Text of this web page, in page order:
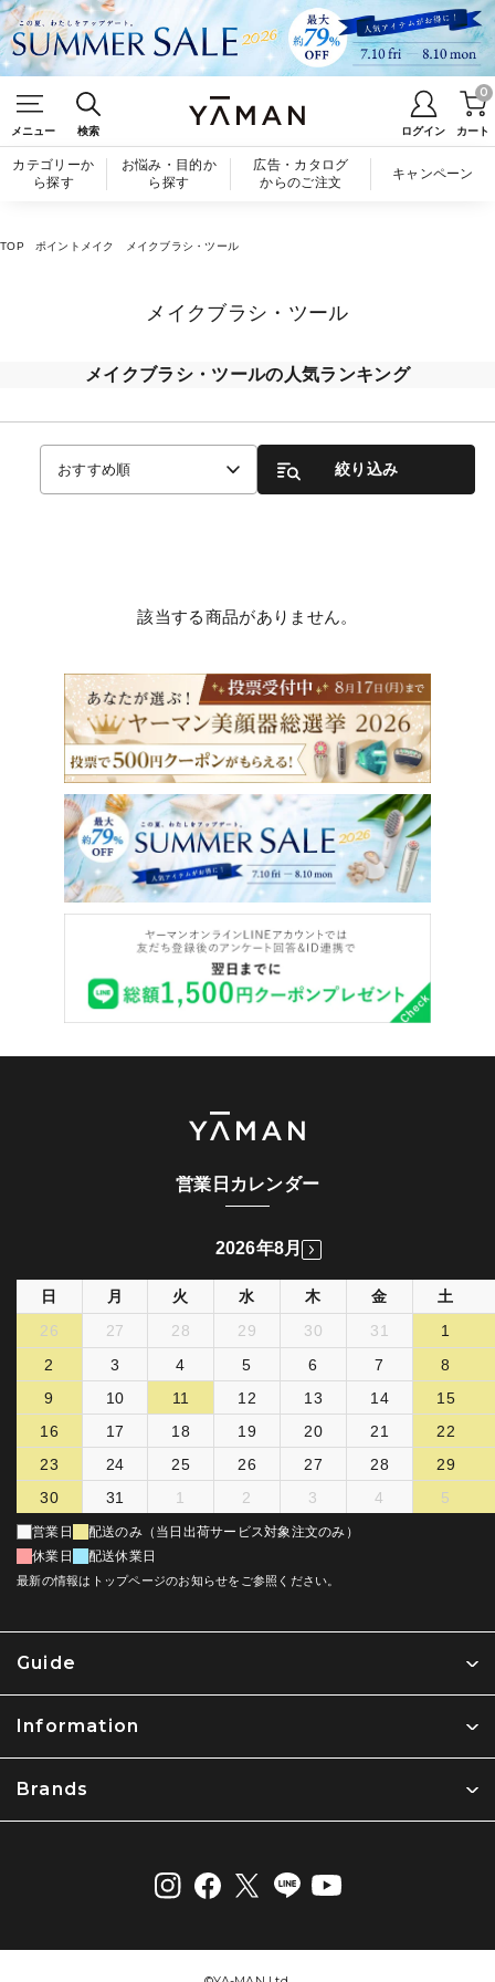
メニュー 検索 ログイン カート
0
カテゴリーか
ら探す
お悩み・目的か
ら探す
広告・カタログ
からのご注文
キャンペーン
TOP ポイントメイク メイクブラシ・ツール
メイクブラシ・ツール
メイクブラシ・ツールの人気ランキング
おすすめ順 絞り込み
該当する商品がありません。
Guide
Information
Brands
営業日カレンダー
2026年8月
日 月 火 水 木 金
土
26
27 28 29 30 31
1
2
3 4 5 6 7
8
9
10 11 12 13 14
15
16
17 18 19 20 21
22
23
24 25 26 27 28
29
30
31 1 2 3 4 5
営業日
配送のみ（当日出荷サービス対象注文のみ）
休業日
配送休業日
最新の情報はトップページのお知らせをご参照ください。